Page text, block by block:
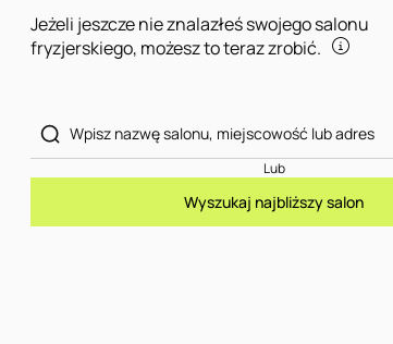
Jeżeli jeszcze nie znalazłeś swojego salonu
fryzjerskiego, możesz to teraz zrobić.
Lub
Wyszukaj najbliższy salon